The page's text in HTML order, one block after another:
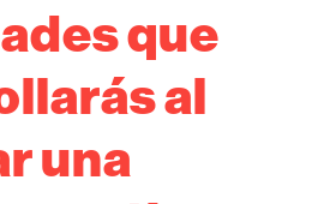
que
al
una